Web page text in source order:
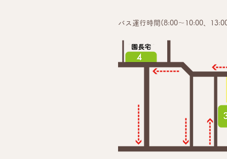
バス運行時間(8:00～10:00、